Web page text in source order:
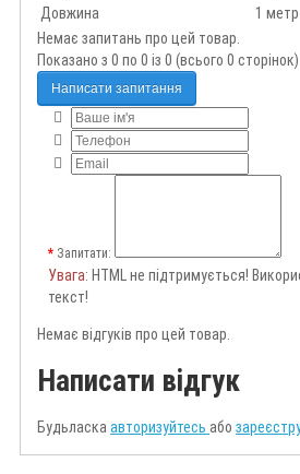
Довжина
1 метр
Немає запитань про цей товар.
Показано з 0 по 0 із 0 (всього 0 сторінок)
Написати запитання
Запитати:
Увага: HTML не підтримується!
текст!
Немає відгуків про цей товар.
Написати відгук
Будьласка авторизуйтесь або